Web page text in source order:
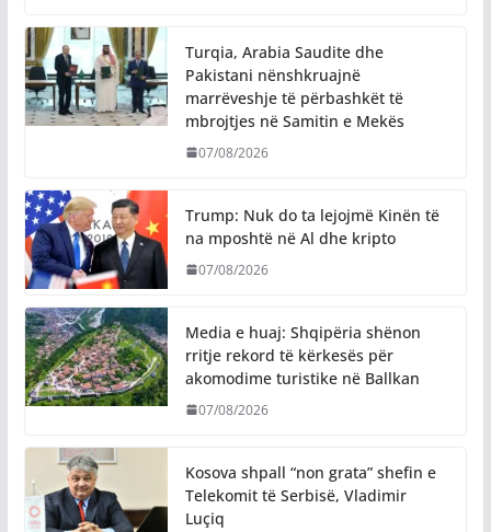
Turqia, Arabia Saudite dhe
Pakistani nënshkruajnë
marrëveshje të përbashkët të
mbrojtjes në Samitin e Mekës
07/08/2026
Trump: Nuk do ta lejojmë Kinën të
na mposhtë në Al dhe kripto
07/08/2026
Media e huaj: Shqipëria shënon
rritje rekord të kërkesës për
akomodime turistike në Ballkan
07/08/2026
Kosova shpall “non grata” shefin e
Telekomit të Serbisë, Vladimir
Luçiq